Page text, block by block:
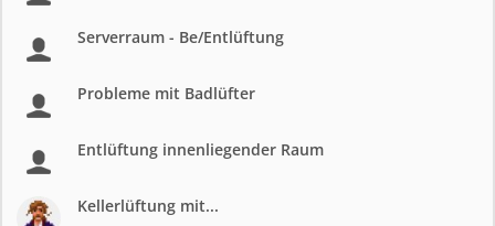
Serverraum - Be/Entlüftung
Probleme mit Badlüfter
Entlüftung innenliegender Raum
Kellerlüftung mit...